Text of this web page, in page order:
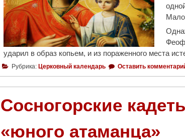
ударил в образ копьем, и из пораженного места
Рубрика: Церковный календарь Оставить
Сосногорские
«юного атаманца»